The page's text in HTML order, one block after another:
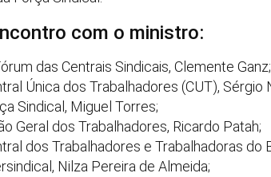
com o ministro:
das Centrais Sindicais, Clemente Ganz;
Única dos Trabalhadores (CUT), Sérgio
Sindical, Miguel Torres;
Geral dos Trabalhadores, Ricardo Patah;
dos Trabalhadores e Trabalhadoras do
Nilza Pereira de Almeida;